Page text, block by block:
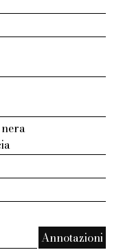
Annotazioni